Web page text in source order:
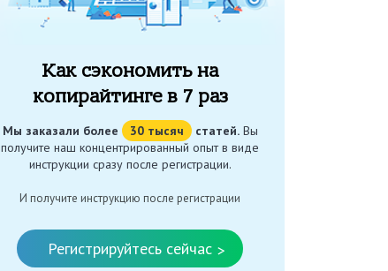
Как сэкономить на
копирайтинге в 7 раз
Мы заказали более 30 тысяч статей.Вы
получите наш концентрированный опыт в виде
инструкции сразу после регистрации.
И получите инструкцию после регистрации
Регистрируйтесь сейчас >